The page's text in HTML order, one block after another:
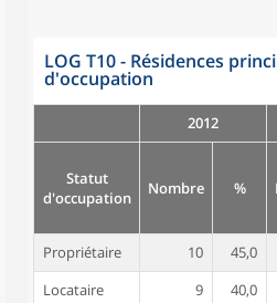
LOG T10 - Résidences
d'occupation
2012
Statut
d'occupation
Nombre %
Propriétaire 10 45,0
Locataire
9 40,0